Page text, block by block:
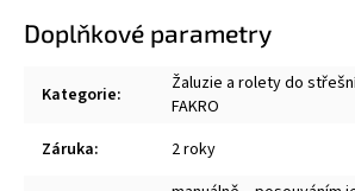
Doplňkové parametry
Kategorie:
Žaluzie a rolety do
FAKRO
Záruka: 2 roky